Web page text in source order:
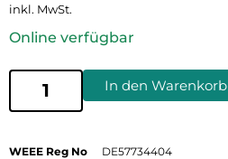
inkl. MwSt.
Online verfügbar
In den Warenkorb
WEEE Reg No
DE57734404